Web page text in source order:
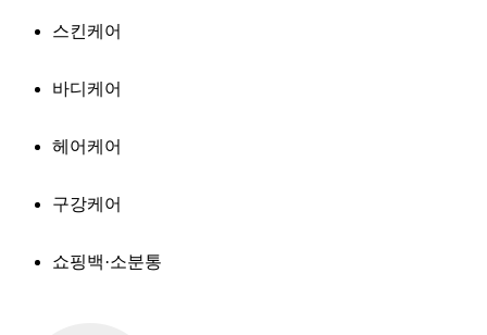
스킨케어
바디케어
헤어케어
구강케어
쇼핑백·소분통